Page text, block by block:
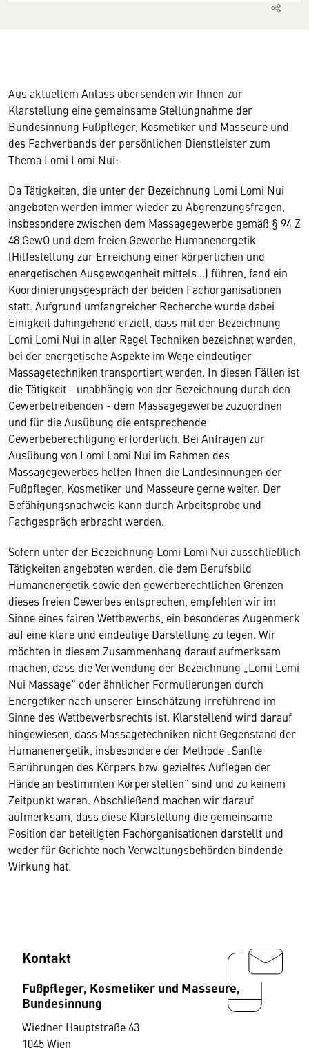
Aus aktuellem Anlass übersenden wir Ihnen zur
Klarstellung eine gemeinsame Stellungnahme der
Bundesinnung Fußpfleger, Kosmetiker und Masseure und
des Fachverbands der persönlichen Dienstleister zum
Thema Lomi Lomi Nui:
Da Tätigkeiten, die unter der Bezeichnung Lomi Lomi Nui
angeboten werden immer wieder zu Abgrenzungsfragen,
insbesondere zwischen dem Massagegewerbe gemäß § 94 Z
48 GewO und dem freien Gewerbe Humanenergetik
(Hilfestellung zur Erreichung einer körperlichen und
energetischen Ausgewogenheit mittels…) führen, fand ein
Koordinierungsgespräch der beiden Fachorganisationen
statt. Aufgrund umfangreicher Recherche wurde dabei
Einigkeit dahingehend erzielt, dass mit der Bezeichnung
Lomi Lomi Nui in aller Regel Techniken bezeichnet werden,
bei der energetische Aspekte im Wege eindeutiger
Massagetechniken transportiert werden. In diesen Fällen ist
die Tätigkeit - unabhängig von der Bezeichnung durch den
Gewerbetreibenden - dem Massagegewerbe zuzuordnen
und für die Ausübung die entsprechende
Gewerbeberechtigung erforderlich. Bei Anfragen zur
Ausübung von Lomi Lomi Nui im Rahmen des
Massagegewerbes helfen Ihnen die Landesinnungen der
Fußpfleger, Kosmetiker und Masseure gerne weiter. Der
Befähigungsnachweis kann durch Arbeitsprobe und
Fachgespräch erbracht werden.
Sofern unter der Bezeichnung Lomi Lomi Nui ausschließlich
Tätigkeiten angeboten werden, die dem Berufsbild
Humanenergetik sowie den gewerberechtlichen Grenzen
dieses freien Gewerbes entsprechen, empfehlen wir im
Sinne eines fairen Wettbewerbs, ein besonderes Augenmerk
auf eine klare und eindeutige Darstellung zu legen. Wir
möchten in diesem Zusammenhang darauf aufmerksam
machen, dass die Verwendung der Bezeichnung „Lomi Lomi
Nui Massage“ oder ähnlicher Formulierungen durch
Energetiker nach unserer Einschätzung irreführend im
Sinne des Wettbewerbsrechts ist. Klarstellend wird darauf
hingewiesen, dass Massagetechniken nicht Gegenstand der
Humanenergetik, insbesondere der Methode „Sanfte
Berührungen des Körpers bzw. gezieltes Auflegen der
Hände an bestimmten Körperstellen“ sind und zu keinem
Zeitpunkt waren. Abschließend machen wir darauf
aufmerksam, dass diese Klarstellung die gemeinsame
Position der beteiligten Fachorganisationen darstellt und
weder für Gerichte noch Verwaltungsbehörden bindende
Wirkung hat.
Kontakt
Fußpfleger, Kosmetiker und Masseure,
Bundesinnung
Wiedner Hauptstraße 63
1045 Wien